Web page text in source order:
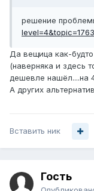
решение
Да вещица как-
(наверняка и здесь
дешевле нашёл....на
А других
Вставить ник
Гость